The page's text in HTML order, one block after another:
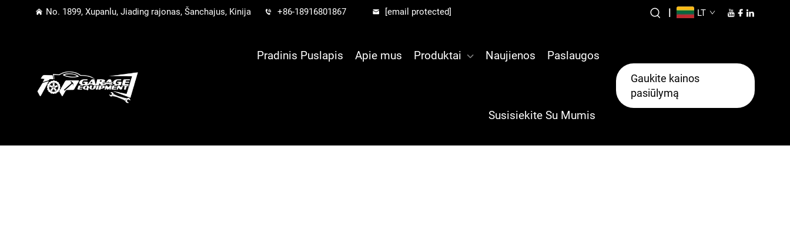
No. 1899, Xupanlu, Jiading rajonas, Šanchajus, Kinija +86-18916801867 [email protected] | LT
Pradinis Puslapis Apie mus Produktai Naujienos Paslaugos
Susisiekite Su Mumis
Gaukite kainos
pasiūlymą